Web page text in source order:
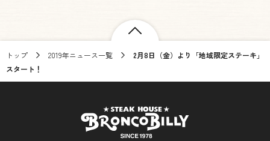
トップ 2019年ニュース一覧
2月8日（金）より「地域限定ステーキ」
スタート！